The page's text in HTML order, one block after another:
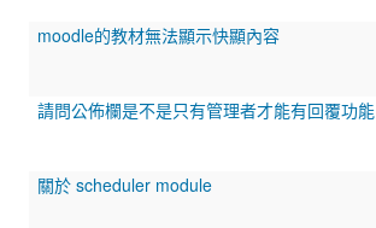
moodle的教材無法顯示快顯內容
請問公佈欄是不是只有管理者才能有回覆功能
關於 scheduler module